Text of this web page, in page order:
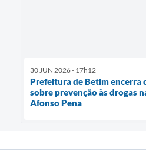
30 JUN 2026 - 17h12
Prefeitura de Betim encerra
sobre prevenção às drogas
Afonso Pena